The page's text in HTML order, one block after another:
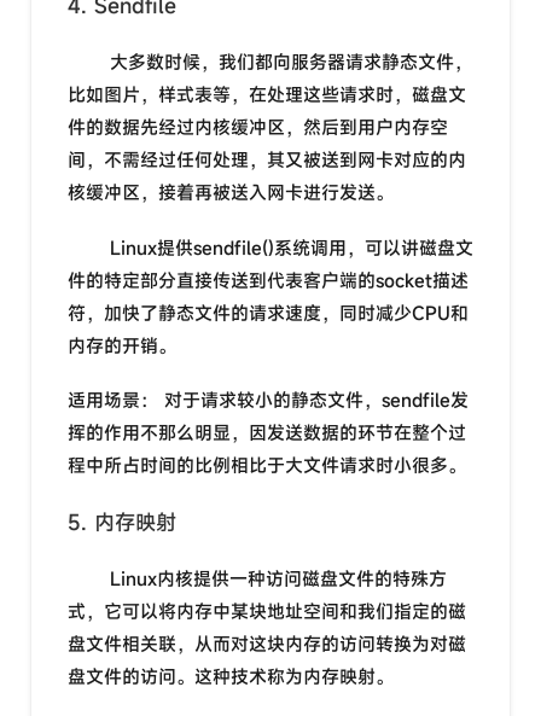
大多数时候，我们都向服务器请求静态文件，
比如图片，样式表等，在处理这些请求时，磁盘文
件的数据先经过内核缓冲区，然后到用户内存空
间，不需经过任何处理，其又被送到网卡对应的内
核缓冲区，接着再被送入网卡进行发送。
Linux提供sendfile()系统调用，可以讲磁盘文
件的特定部分直接传送到代表客户端的socket描述
符，加快了静态文件的请求速度，同时减少CPU和
内存的开销。
适用场景： 对于请求较小的静态文件，sendfile发
挥的作用不那么明显，因发送数据的环节在整个过
程中所占时间的比例相比于大文件请求时小很多。
5. 内存映射
Linux内核提供一种访问磁盘文件的特殊方
式，它可以将内存中某块地址空间和我们指定的磁
盘文件相关联，从而对这块内存的访问转换为对磁
盘文件的访问。这种技术称为内存映射。